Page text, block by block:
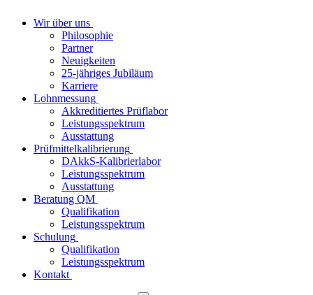
Wir über uns
Philosophie
Partner
Neuigkeiten
25-jähriges Jubiläum
Karriere
Lohnmessung
Akkreditiertes Prüflabor
Leistungsspektrum
Ausstattung
Prüfmittelkalibrierung
DAkkS-Kalibrierlabor
Leistungsspektrum
Ausstattung
Beratung QM
Qualifikation
Leistungsspektrum
Schulung
Qualifikation
Leistungsspektrum
Kontakt